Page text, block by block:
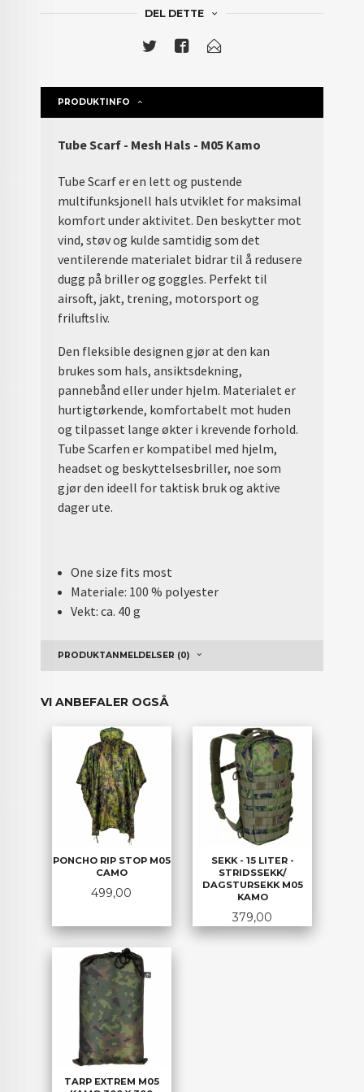
DEL DETTE
PRODUKTINFO
Tube Scarf - Mesh Hals - M05 Kamo
Tube Scarf er en lett og pustende
multifunksjonell hals utviklet for maksimal
komfort under aktivitet. Den beskytter mot
vind, støv og kulde samtidig som det
ventilerende materialet bidrar til å redusere
dugg på briller og goggles. Perfekt til
airsoft, jakt, trening, motorsport og
friluftsliv.
Den fleksible designen gjør at den kan
brukes som hals, ansiktsdekning,
pannebånd eller under hjelm. Materialet er
hurtigtørkende, komfortabelt mot huden
og tilpasset lange økter i krevende forhold.
Tube Scarfen er kompatibel med hjelm,
headset og beskyttelsesbriller, noe som
gjør den ideell for taktisk bruk og aktive
dager ute.
One size fits most
Materiale: 100 % polyester
Vekt: ca. 40 g
PRODUKTANMELDELSER (0)
VI ANBEFALER OGSÅ
PONCHO RIP STOP M05
CAMO
Pris
499,00
SEKK - 15 LITER -
STRIDSSEKK/
DAGSTURSEKK M05
KAMO
Pris
379,00
TARP EXTREM M05